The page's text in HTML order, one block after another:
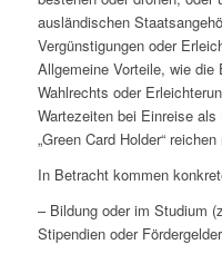
ausländischen
Vergünstigungen oder
Allgemeine Vorteile, wie die
Wahlrechts oder
Wartezeiten bei Einreise
„Green Card Holder“
In Betracht kommen
– Bildung oder im Studium
Stipendien oder